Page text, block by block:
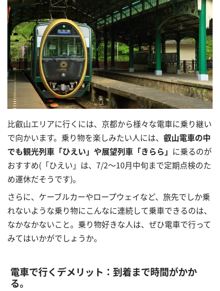
比叡山エリアに行くには、京都から様々な電車に乗り継い
で向かいます。乗り物を楽しみたい人には、 叡山電車の中
でも観光列車「ひえい」や展望列車「きらら」 に乗るのが
おすすめ(「ひえい」は、 7/2～10月中旬まで定期点検のた
め運休だそうです)。
さらに、ケーブルカーやロープウェイなど、旅先でしか乗
れないような乗り物にこんなに連続して乗車できるのは、
なかなかないこと。乗り物好きな人は、ぜひ電車で行って
みてはいかがでしょうか。
電車で行くデメリット：到着まで時間がかか
る。